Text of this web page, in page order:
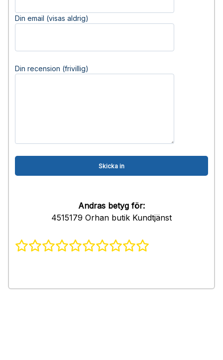
Din email (visas aldrig)
Din recension (frivillig)
Andras betyg för:
4515179 Orhan butik Kundtjänst